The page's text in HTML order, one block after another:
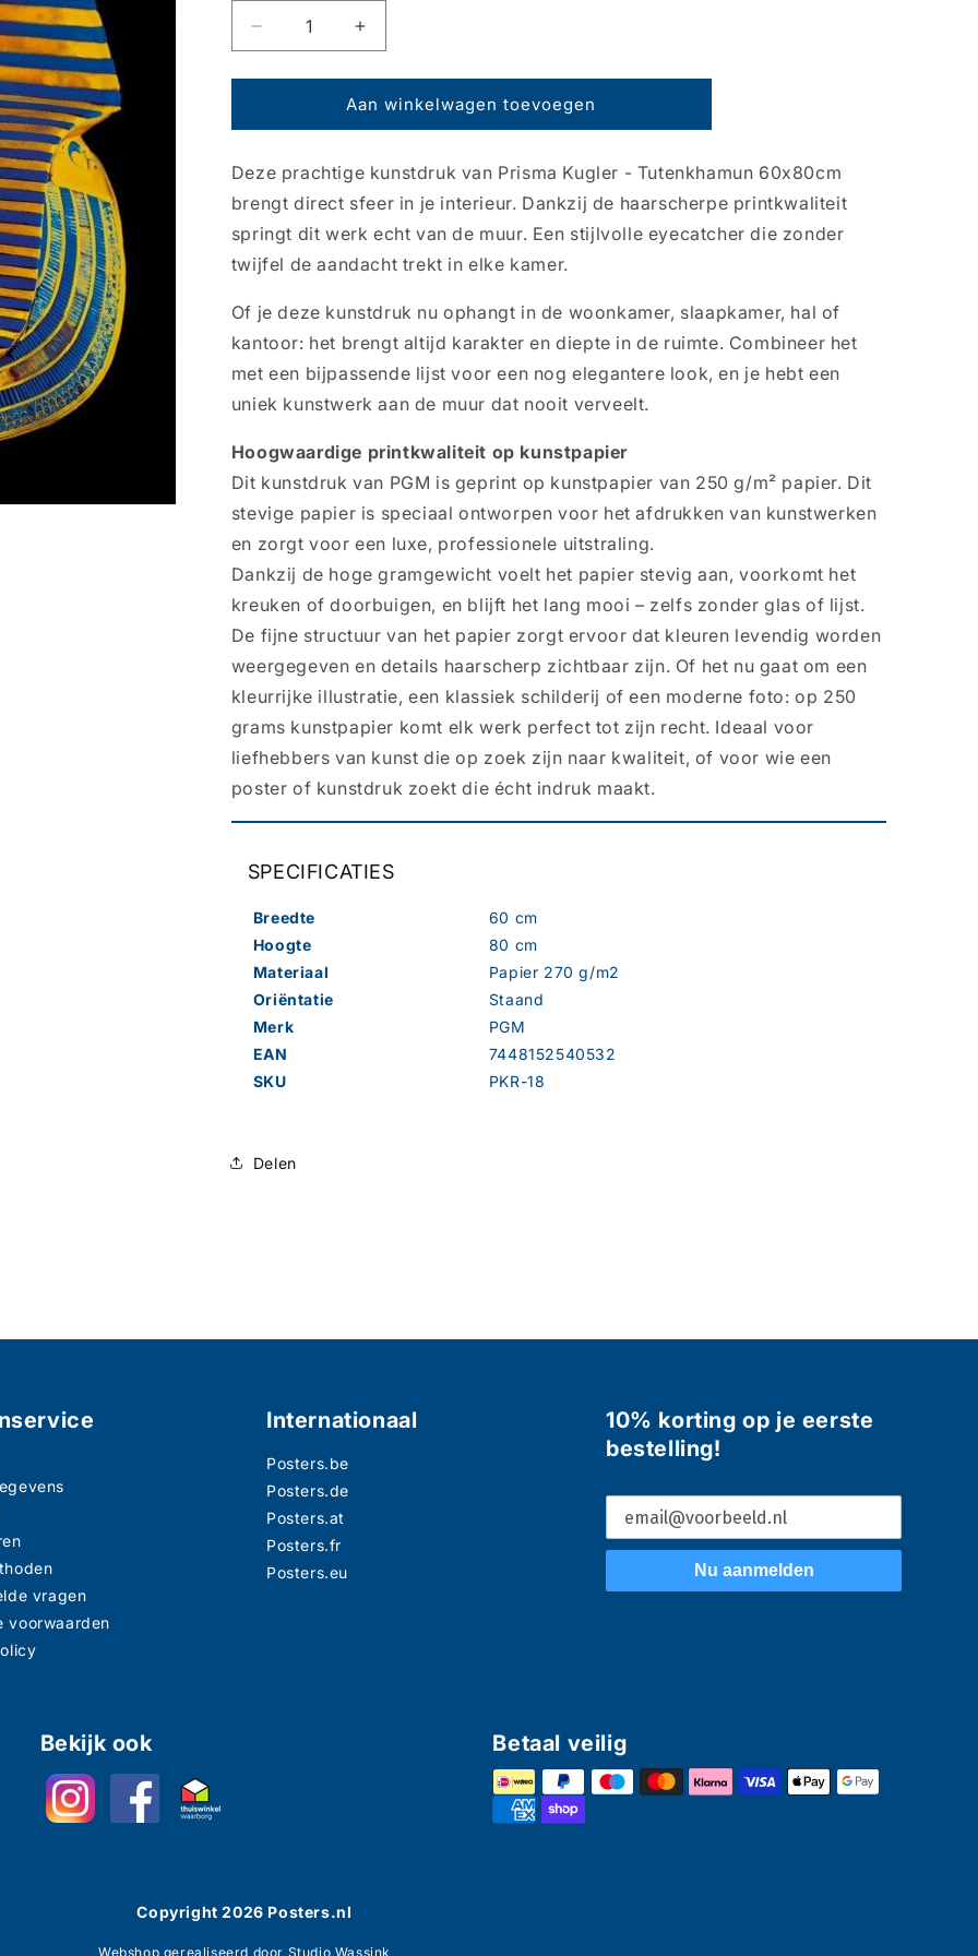
Aantal
verlagen
voor
Prisma
-
Tutenkhamun
60x80cm
Aantal
verhogen
voor
Kunstdruk
Prisma
-
Tutenkhamun
60x80cm
Aan winkelwagen toevoegen
Deze prachtige kunstdruk van Prisma Kugler - Tutenkhamun 60x80cm
brengt direct sfeer in je interieur. Dankzij de haarscherpe printkwaliteit
springt dit werk echt van de muur. Een stijlvolle eyecatcher die zonder
twijfel de aandacht trekt in elke kamer.
Of je deze kunstdruk nu ophangt in de woonkamer, slaapkamer, hal of
kantoor: het brengt altijd karakter en diepte in de ruimte. Combineer het
met een bijpassende lijst voor een nog elegantere look, en je hebt een
uniek kunstwerk aan de muur dat nooit verveelt.
Hoogwaardige printkwaliteit op kunstpapier
Dit kunstdruk van PGM is geprint op kunstpapier van 250 g/m² papier. Dit
stevige papier is speciaal ontworpen voor het afdrukken van kunstwerken
en zorgt voor een luxe, professionele uitstraling.
Dankzij de hoge gramgewicht voelt het papier stevig aan, voorkomt het
kreuken of doorbuigen, en blijft het lang mooi – zelfs zonder glas of lijst.
De fijne structuur van het papier zorgt ervoor dat kleuren levendig worden
weergegeven en details haarscherp zichtbaar zijn. Of het nu gaat om een
kleurrijke illustratie, een klassiek schilderij of een moderne foto: op 250
grams kunstpapier komt elk werk perfect tot zijn recht. Ideaal voor
liefhebbers van kunst die op zoek zijn naar kwaliteit, of voor wie een
poster of kunstdruk zoekt die écht indruk maakt.
SPECIFICATIES
Breedte
60 cm
Hoogte
80 cm
Materiaal
Papier 270 g/m2
Oriëntatie
Staand
Merk
PGM
EAN
7448152540532
SKU
PKR-18
Delen
vragen
voorwaarden
Internationaal
Posters.be
Posters.de
Posters.at
Posters.fr
Posters.eu
10% korting op je eerste
bestelling!
Nu aanmelden
Bekijk ook Betaal veilig
Copyright2026 Posters.nl
Webshop gerealiseerd door Studio Wassink